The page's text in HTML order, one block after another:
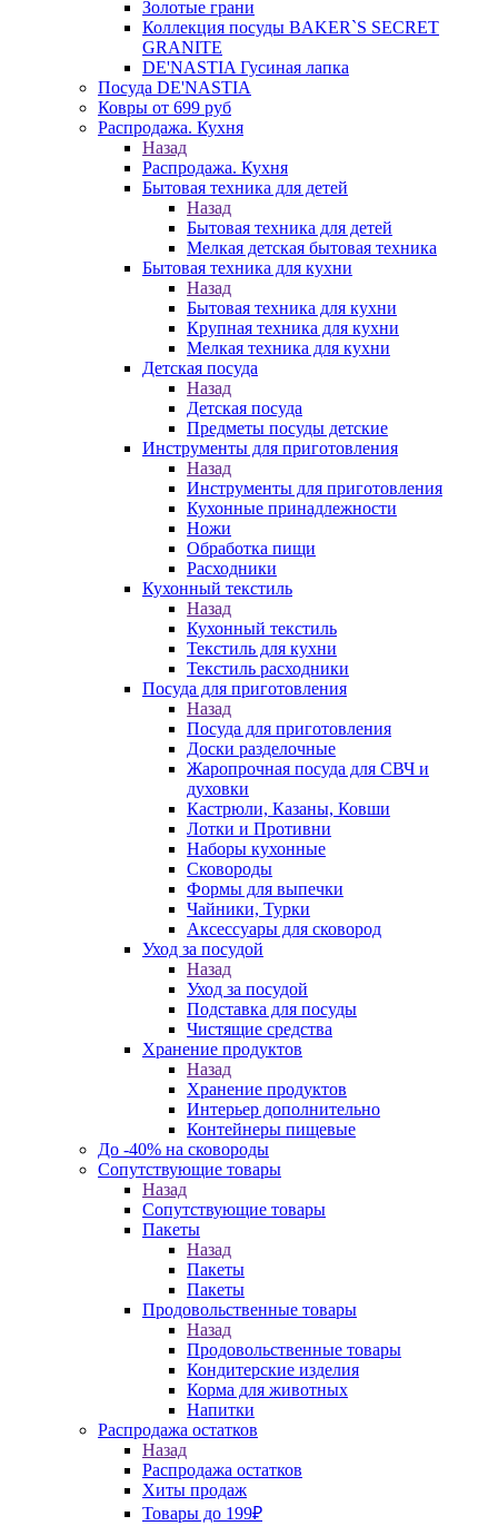
Золотые грани
Коллекция посуды BAKER`S SECRET
GRANITE
DE'NASTIA Гусиная лапка
Посуда DE'NASTIA
Ковры от 699 руб
Распродажа. Кухня
Назад
Распродажа. Кухня
Бытовая техника для детей
Назад
Бытовая техника для детей
Мелкая детская бытовая техника
Бытовая техника для кухни
Назад
Бытовая техника для кухни
Крупная техника для кухни
Мелкая техника для кухни
Детская посуда
Назад
Детская посуда
Предметы посуды детские
Инструменты для приготовления
Назад
Инструменты для приготовления
Кухонные принадлежности
Ножи
Обработка пищи
Расходники
Кухонный текстиль
Назад
Кухонный текстиль
Текстиль для кухни
Текстиль расходники
Посуда для приготовления
Назад
Посуда для приготовления
Доски разделочные
Жаропрочная посуда для СВЧ и
духовки
Кастрюли, Казаны, Ковши
Лотки и Противни
Наборы кухонные
Сковороды
Формы для выпечки
Чайники, Турки
Аксессуары для сковород
Уход за посудой
Назад
Уход за посудой
Подставка для посуды
Чистящие средства
Хранение продуктов
Назад
Хранение продуктов
Интерьер дополнительно
Контейнеры пищевые
До -40% на сковороды
Сопутствующие товары
Назад
Сопутствующие товары
Пакеты
Назад
Пакеты
Пакеты
Продовольственные товары
Назад
Продовольственные товары
Кондитерские изделия
Корма для животных
Напитки
Распродажа остатков
Назад
Распродажа остатков
Хиты продаж
Товары до 199₽